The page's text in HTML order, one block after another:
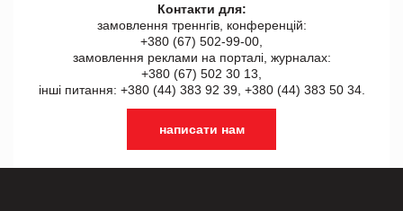
Контакти для:
замовлення треннгів, конференцій:
+380 (67) 502-99-00,
замовлення реклами на порталі, журналах:
+380 (67) 502 30 13,
інші питання: +380 (44) 383 92 39, +380 (44) 383 50 34.
написати нам